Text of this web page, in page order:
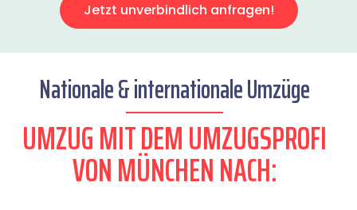
Jetzt unverbindlich anfragen!
Nationale & internationale Umzüge
UMZUG MIT DEM UMZUGSPROFI
VON MÜNCHEN NACH: